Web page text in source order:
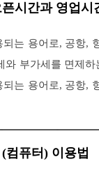
시간과 영업시
는 용어로, 공항,
와 부가세를 면제
는 용어로, 공항,
컴퓨터) 이용법